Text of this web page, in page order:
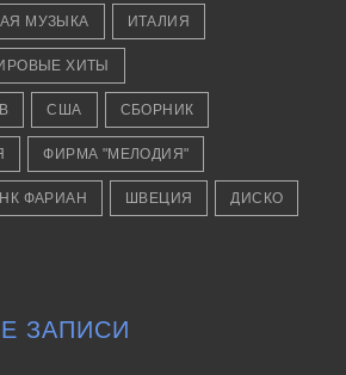
МУЗЫКА ИТАЛИЯ
ХИТЫ
США СБОРНИК
ФИРМА "МЕЛОДИЯ"
ФАРИАН ШВЕЦИЯ ДИСКО
ЗАПИСИ